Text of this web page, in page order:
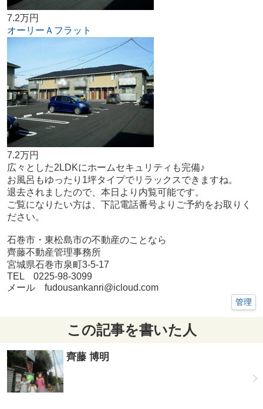
7.2万円
オーリーＡフラット
7.2万円
広々とした2LDKにホームセキュリティも完備♪
お風呂もゆったり1坪タイプでリラックスできますね。
退去されましたので、本日より内覧可能です。
ご覧になりたい方は、下記電話番号よりご予約をお取りく
ださい。
石巻市・東松島市の不動産のことなら
齊藤不動産管理事務所
宮城県石巻市泉町3-5-17
TEL 0225-98-3099
メール fudousankanri@icloud.com
管理
この記事を書いた人
齊藤 博明